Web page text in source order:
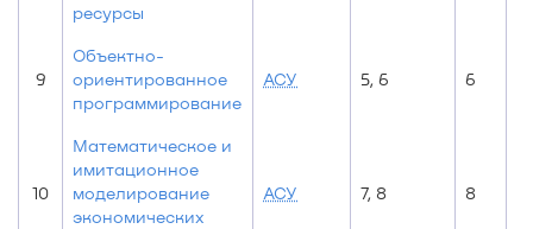
ресурсы
9
Объектно-
ориентированное
программирование
АСУ 5, 6 6
10
Математическое и
имитационное
моделирование
экономических
АСУ 7, 8 8